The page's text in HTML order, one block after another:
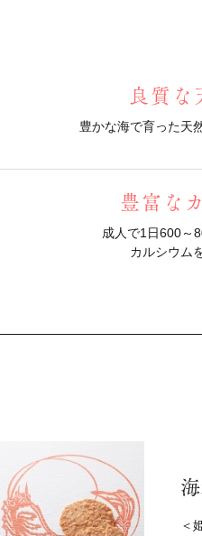
良質な
豊かな海で育った天
豊富な
成人で1日600～
カルシウム
＜